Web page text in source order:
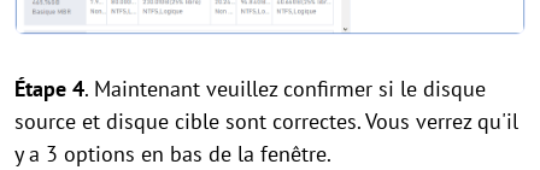
Étape 4. Maintenant veuillez confirmer si le disque
source et disque cible sont correctes. Vous verrez qu'il
y a 3 options en bas de la fenêtre.